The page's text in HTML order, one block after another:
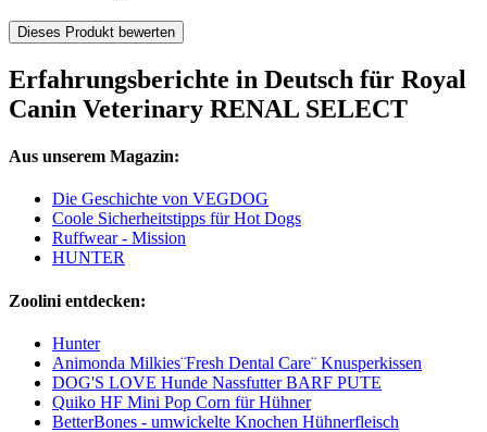
Dieses Produkt bewerten
Erfahrungsberichte in Deutsch für Royal
Canin Veterinary RENAL SELECT
Aus unserem Magazin:
Die Geschichte von VEGDOG
Coole Sicherheitstipps für Hot Dogs
Ruffwear - Mission
HUNTER
Zoolini entdecken:
Hunter
Animonda Milkies¨Fresh Dental Care¨ Knusperkissen
DOG'S LOVE Hunde Nassfutter BARF PUTE
Quiko HF Mini Pop Corn für Hühner
BetterBones - umwickelte Knochen Hühnerfleisch